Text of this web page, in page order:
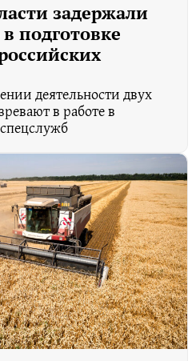
задержали
подготовке
деятельности двух
в работе в